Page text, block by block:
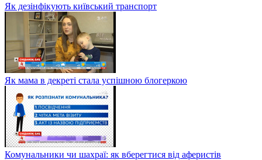
Як дезінфікують київський транспорт
Як мама в декреті стала успішною блогеркою
Комунальники чи шахраї: як вберегтися від аферистів